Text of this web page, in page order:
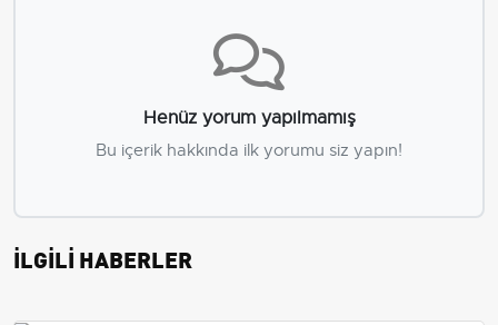
Henüz yorum yapılmamış
Bu içerik hakkında ilk yorumu siz yapın!
İLGİLİ HABERLER